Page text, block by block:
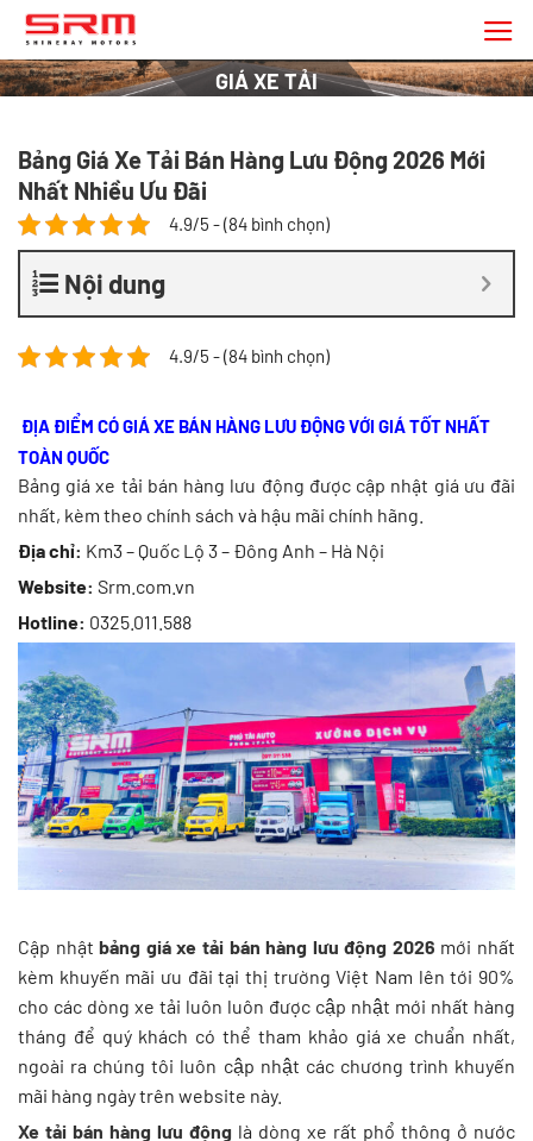
Chuyển
đến
nội
dung
GIÁ XE TẢI
Bảng Giá Xe Tải Bán Hàng Lưu Động 2026 Mới
Nhất Nhiều Ưu Đãi
4.9/5 - (84 bình chọn)
Nội dung
4.9/5 - (84 bình chọn)
ĐỊA ĐIỂM CÓ GIÁ XE BÁN HÀNG LƯU ĐỘNG VỚI GIÁ TỐT NHẤT
TOÀN QUỐC
Bảng giá xe tải bán hàng lưu động được cập nhật giá ưu đãi
nhất, kèm theo chính sách và hậu mãi chính hãng.
Địa chỉ: Km3 – Quốc Lộ 3 – Đông Anh – Hà Nội
Website: Srm.com.vn
Hotline: 0325.011.588
Cập nhậtbảng giá xe tải bán hàng lưu động 2026 mới nhất
kèm khuyến mãi ưu đãi tại thị trường Việt Nam lên tới 90%
cho các dòng xe tải luôn luôn được cập nhật mới nhất hàng
tháng để quý khách có thể tham khảo giá xe chuẩn nhất,
ngoài ra chúng tôi luôn cập nhật các chương trình khuyến
mãi hàng ngày trên website này.
Xe tải bán hàng lưu động là dòng xe rất phổ thông ở nước